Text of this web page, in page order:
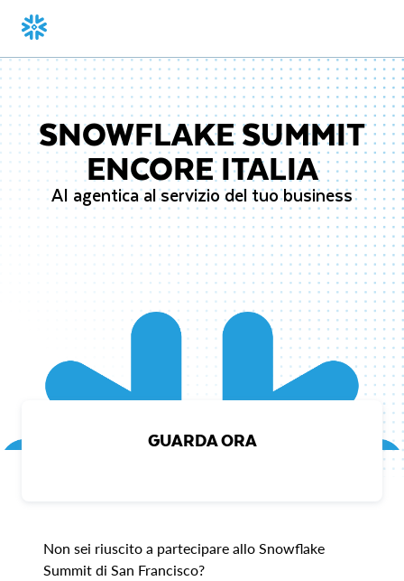
SNOWFLAKE SUMMIT
ENCORE ITALIA
AI agentica al servizio del tuo business
GUARDA ORA
Non sei riuscito a partecipare allo Snowflake
Summit di San Francisco?